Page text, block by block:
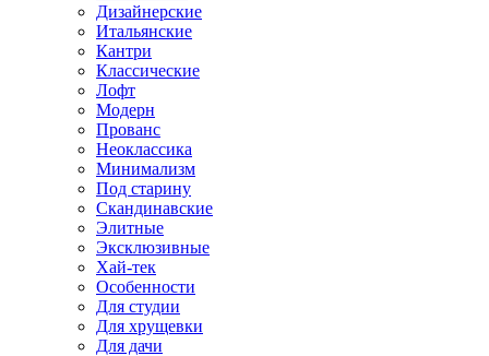
Дизайнерские
Итальянские
Кантри
Классические
Лофт
Модерн
Прованс
Неоклассика
Минимализм
Под старину
Скандинавские
Элитные
Эксклюзивные
Хай-тек
Особенности
Для студии
Для хрущевки
Для дачи